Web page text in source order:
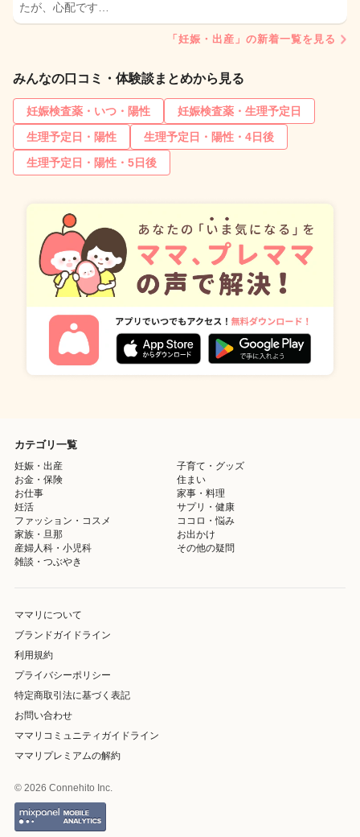
たが、心配です…
「妊娠・出産」の新着一覧を見る
みんなの口コミ・体験談まとめから見る
妊娠検査薬・いつ・陽性
妊娠検査薬・生理予定日
生理予定日・陽性
生理予定日・陽性・4日後
生理予定日・陽性・5日後
カテゴリ一覧
妊娠・出産
子育て・グッズ
お金・保険
住まい
お仕事
家事・料理
妊活
サプリ・健康
ファッション・コスメ
ココロ・悩み
家族・旦那
お出かけ
産婦人科・小児科
その他の疑問
雑談・つぶやき
ママリについて
ブランドガイドライン
利用規約
プライバシーポリシー
特定商取引法に基づく表記
お問い合わせ
ママリコミュニティガイドライン
ママリプレミアムの解約
© 2026 Connehito Inc.